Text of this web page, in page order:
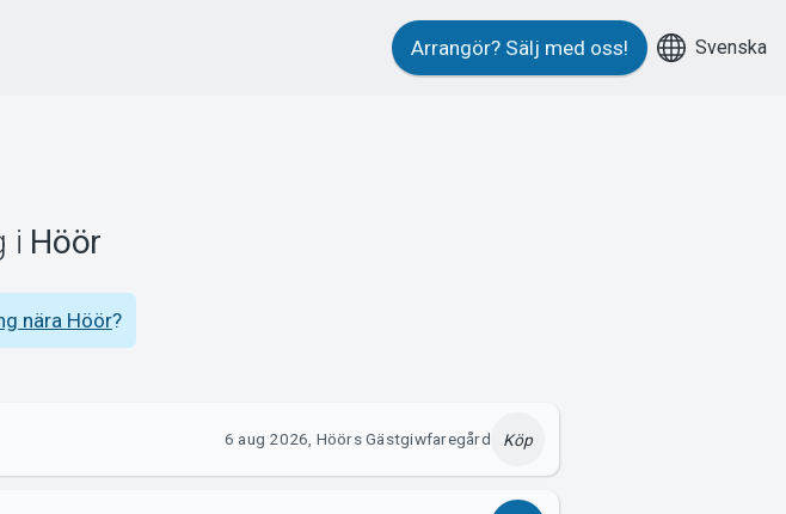
Arrangör? Sälj med oss! Svenska
i Höör
nära Höör?
6 aug 2026, Höörs Gästgiwfaregård Köp